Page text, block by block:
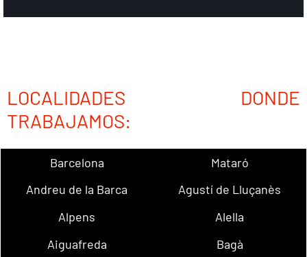
LOCALIDADES DONDE
TRABAJAMOS:
Barcelona
Mataró
Andreu de la Barca
Agustí de Lluçanès
Alpens
Alella
Aiguafreda
Bagà